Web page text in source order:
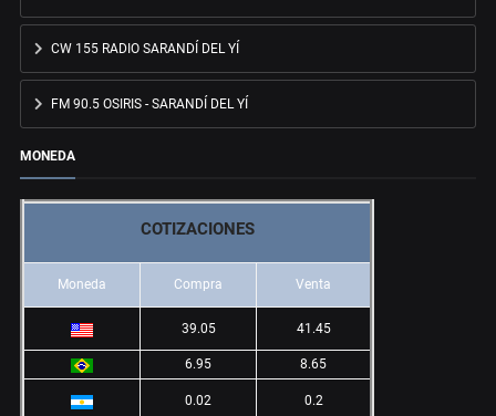
CW 155 RADIO SARANDÍ DEL YÍ
FM 90.5 OSIRIS - SARANDÍ DEL YÍ
MONEDA
COTIZACIONES
Moneda Compra Venta
39.05 41.45
6.95 8.65
0.02 0.2